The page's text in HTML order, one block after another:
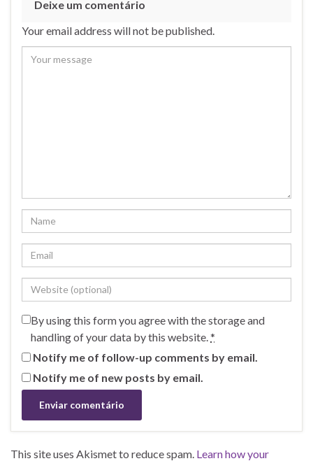
Deixe um comentário
Your email address will not be published.
By using this form you agree with the storage and
handling of your data by this website. *
Notify me of follow-up comments by email.
Notify me of new posts by email.
This site uses Akismet to reduce spam. Learn how your